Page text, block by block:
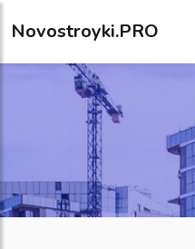
Novostroyki.PRO